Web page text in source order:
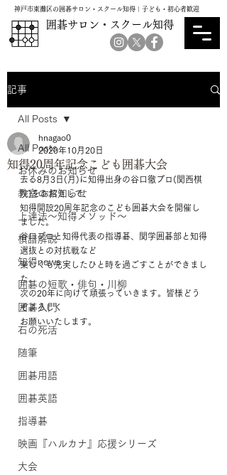
囲碁サロン・スクール知得
神戸市東灘区の囲碁サロン・スクール知得｜子ども・初心者歓迎
記事
All Posts
お休みのお知らせ
教室のお知らせ
上達法～知得メソッド～
棋譜解説
知得news
囲碁の短歌・俳句・川柳
囲碁入門
石の死活
随筆
囲碁用語
囲碁英語
指導碁
映画『ハルカナ』応援シリーズ
大会
All Posts
知得20周年記念こども囲碁大会
hnagao0
2020年10月20日
去る8月3日(月)に知得出身の谷口徹プロ(関西棋
院)をお招きして、
知得開設20周年記念のこども囲碁大会を開催し
ました。
谷口プロと知得代表の指導碁、関学囲碁部と知得
選抜との対抗戦など
楽しくも充実したひと時を過ごすことができまし
た。
次の20年に向けて頑張っていきます。皆様どう
ぞよろしく
お願いいたします。